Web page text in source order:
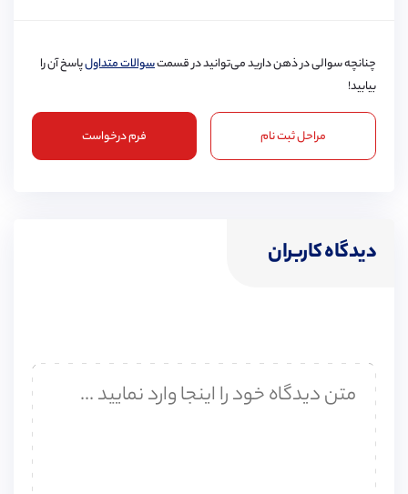
چنانچه سوالی در ذهن دارید می‌توانید در قسمتسوالات متداولپاسخ آن را
بیابید!
مراحل ثبت نام فرم درخواست
دیدگاه کاربران